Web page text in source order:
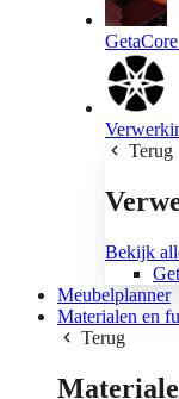
Terug
Bekijk
Meubelplanner
Materialen en
Terug